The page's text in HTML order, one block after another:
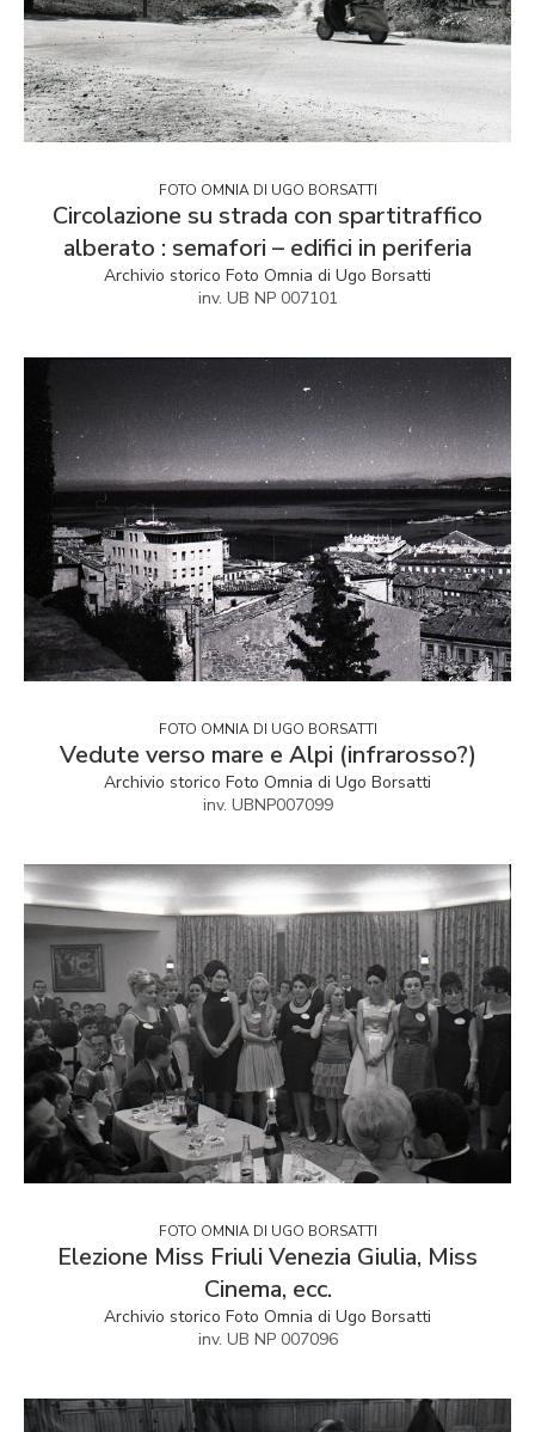
FOTO OMNIA DI UGO BORSATTI
Circolazione su strada con spartitraffico
alberato : semafori – edifici in periferia
Archivio storico Foto Omnia di Ugo Borsatti
inv. UB NP 007101
FOTO OMNIA DI UGO BORSATTI
Vedute verso mare e Alpi (infrarosso?)
Archivio storico Foto Omnia di Ugo Borsatti
inv. UBNP007099
FOTO OMNIA DI UGO BORSATTI
Elezione Miss Friuli Venezia Giulia, Miss
Cinema, ecc.
Archivio storico Foto Omnia di Ugo Borsatti
inv. UB NP 007096